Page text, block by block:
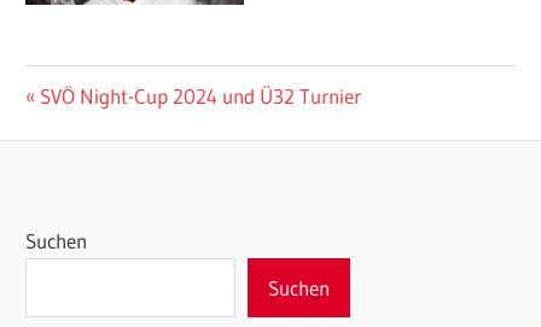
Beitragsnavigation
Vorheriger
SVÖ Night-Cup 2024 und Ü32 Turnier
Suchen
Suchen